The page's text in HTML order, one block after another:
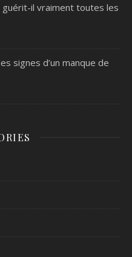
il vraiment toutes les
signes d’un manque de